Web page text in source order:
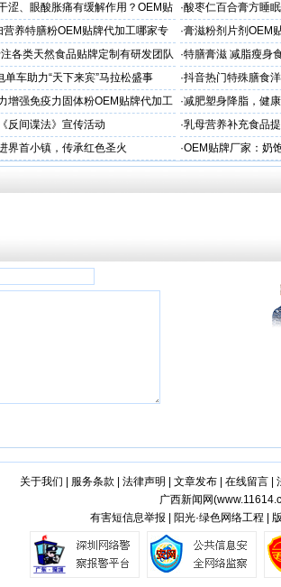
涩、眼酸胀痛有缓解作用？OEM贴
·酸枣仁百合膏方睡
厂
养特膳粉OEM贴牌代加工哪家专
·膏滋粉剂片剂OEM
各类天然食品贴牌定制有研发团队
·特膳膏滋 减脂瘦身
务商
车助力“天下来宾”马拉松盛事 ·抖音热门特殊膳食
牌加工
增强免疫力固体粉OEM贴牌代加工
·减肥塑身降脂，健
服务商
反间谍法》宣传活动 ·乳母营养补充食品
工
界首小镇，传承红色圣火 ·OEM贴牌厂家：奶
一步！
关于我们 服务条款 法律声明 文章发布| 在线留言|
广西新闻网(
有害短信息举报 | 阳光·绿色网络工程 |